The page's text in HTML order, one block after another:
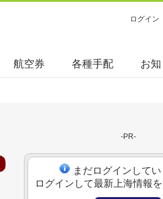
ログイン
航空券 各種手配 お
-PR-
まだログインしてい
ログインして最新上海情報を